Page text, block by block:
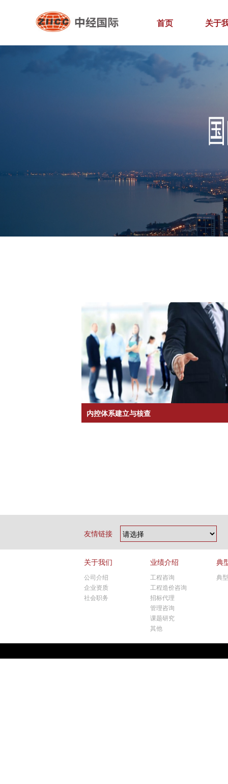
首页 关于
内控体系建立与核查
友情链接
关于我们
公司介绍
企业资质
社会职务
业绩介绍
工程咨询
工程造价咨询
招标代理
管理咨询
课题研究
其他
典
典